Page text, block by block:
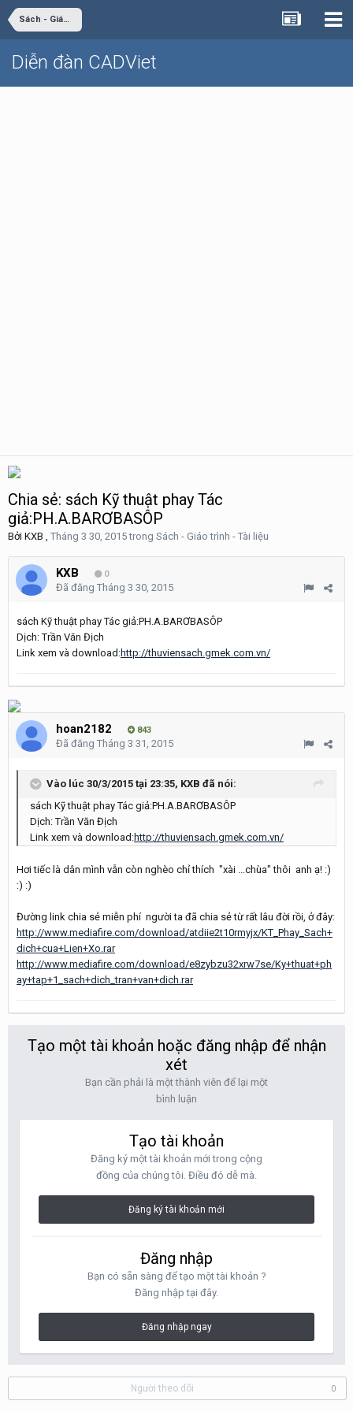
Sách - Giáo trình - Tài liệu
Diễn đàn CADViet
Chia sẻ: sách Kỹ thuật phay Tác
giả:PH.A.BARƠBASÔP
Bởi KXB , Tháng 3 30, 2015trong Sách - Giáo trình - Tài liệu
KXB 0
Đã đăng Tháng 3 30, 2015
sách Kỹ thuật phay Tác giả:PH.A.BARƠBASÔP
Dịch: Trần Văn Địch
Link xem và download:http://thuviensach.gmek.com.vn/
hoan2182 843
Đã đăng Tháng 3 31, 2015
Vào lúc 30/3/2015 tại 23:35, KXB đã nói:
sách Kỹ thuật phay Tác giả:PH.A.BARƠBASÔP
Dịch: Trần Văn Địch
Link xem và download:http://thuviensach.gmek.com.vn/
Hơi tiếc là dân mình vẫn còn nghèo chỉ thích "xài ...chùa" thôi anh ạ! :)
:) :)
Đường link chia sẻ miễn phí người ta đã chia sẻ từ rất lâu đời rồi, ở đây:
http://www.mediafire.com/download/atdiie2t10rmyjx/KT_Phay_Sach+
dich+cua+Lien+Xo.rar
http://www.mediafire.com/download/e8zybzu32xrw7se/Ky+thuat+ph
ay+tap+1_sach+dich_tran+van+dich.rar
Tạo một tài khoản hoặc đăng nhập để nhận
xét
Bạn cần phải là một thành viên để lại một
bình luận
Tạo tài khoản
Đăng ký một tài khoản mới trong cộng
đồng của chúng tôi. Điều đó dễ mà.
Đăng ký tài khoản mới
Đăng nhập
Bạn có sẵn sàng để tạo một tài khoản ?
Đăng nhập tại đây.
Đăng nhập ngay
Người theo dõi 0